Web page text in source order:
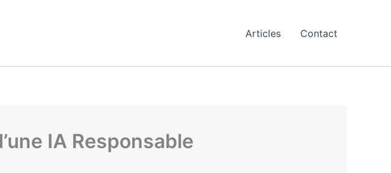
Articles Contact
IA Responsable